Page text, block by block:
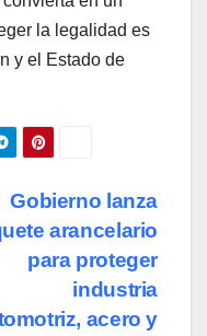
la legalidad es
y el Estado de
Gobierno lanza
arancelario
para proteger
industria
acero y